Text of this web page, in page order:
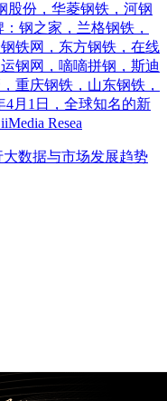
股份，华菱钢铁，河钢
钢之家，兰格钢铁，
铁网，东方钢铁，在线
钢网，嘀嘀拼钢，斯迪
重庆钢铁，山东钢铁，
4月1日，全球知名的新
Resea